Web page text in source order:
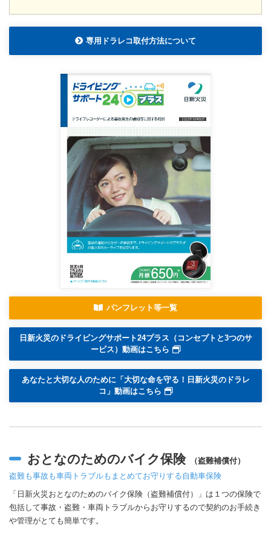
専用ドラレコ取付方法について
パンフレット等一覧
日新火災のドライビングサポート24プラス（コンセプトと3つのサ
ービス）動画はこちら
あなたと大切な人のために「大切な命を守る！日新火災のドラレ
コ」動画はこちら
おとなのためのバイク保険
（盗難補償付）
盗難も事故も車両トラブルもまとめてお守りする自動車保険
「日新火災おとなのためのバイク保険（盗難補償付）」は１つの保険で
包括して事故・盗難・車両トラブルからお守りするので契約のお手続き
や管理がとても簡単です。